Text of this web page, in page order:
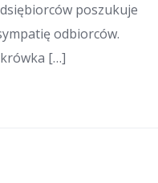
poszukuje
odbiorców.
krówka […]